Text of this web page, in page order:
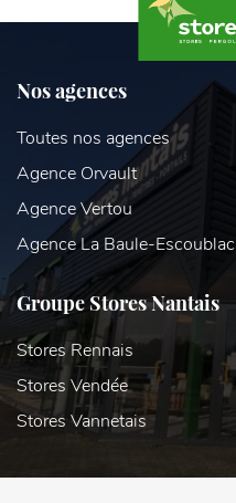
Nos agences
Toutes nos agences
Agence Orvault
Agence Vertou
Agence La Baule-Escoublac
Groupe Stores Nantais
Stores Rennais
Stores Vendée
Stores Vannetais